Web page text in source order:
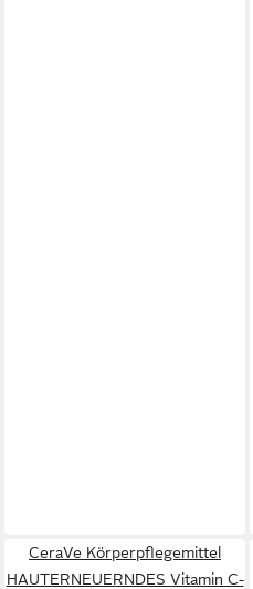
CeraVe Körperpflegemittel
HAUTERNEUERNDES Vitamin C-